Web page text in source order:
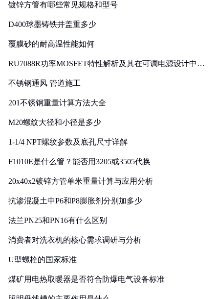
镀锌方管有哪些常见规格和型号
D400球墨铸铁井盖重多少
覆膜砂的耐高温性能如何
RU7088R功率MOSFET特性解析及其在可调电源设计中的
不锈钢通风 管道施工
201不锈钢重量计算方法大全
M20螺纹大径和小径是多少
1-1/4 NPT螺纹参数及底孔尺寸详解
F1010E是什么管？能否用3205或3505代换
20x40x2镀锌方管单米重量计算与应用分析
抗渗混凝土中P6和P8膨胀剂分别加多少
法兰PN25和PN16有什么区别
消费者对洗衣机的核心需求调研与分析
U型螺栓的国家标准
煤矿用电热取暖器是否符合防爆电气设备标准